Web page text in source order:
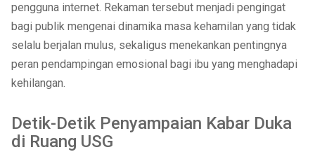
pengguna internet. Rekaman tersebut menjadi pengingat
bagi publik mengenai dinamika masa kehamilan yang tidak
selalu berjalan mulus, sekaligus menekankan pentingnya
peran pendampingan emosional bagi ibu yang menghadapi
kehilangan.
Detik-Detik Penyampaian Kabar Duka
di Ruang USG